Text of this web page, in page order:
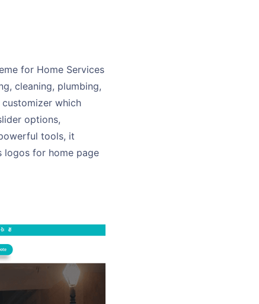
for Home Services
cleaning, plumbing,
which
options,
tools, it
logos for home page